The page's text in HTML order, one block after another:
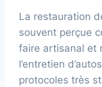
La restauration
souvent perçue
faire artisanal et
l’entretien
protocoles très